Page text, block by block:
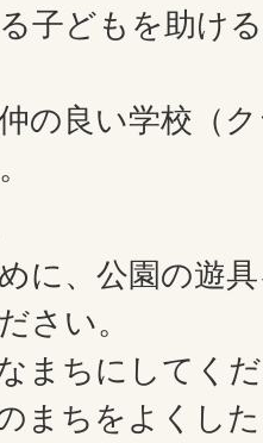
子どもを助け
の良い学校（
に、公園の遊
さい。
まちにしてく
まちをよくし